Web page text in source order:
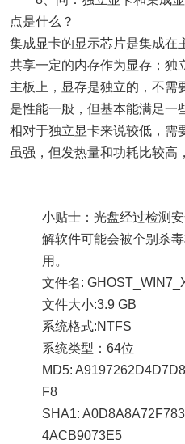
点是什么？
集成显卡的显示芯片是集成在
共享一定的内存作为显存；独
主板上，显存是独立的，不需
是性能一般，但基本能满足一
相对于独立显卡来说较低，需
虽强，但发热量和功耗比较高
小贴士：光盘经过检测
解软件可能会被个别杀
用。
文件名:
文件大小:3.9 GB
系统格式:NTFS
系统类型：64位
MD5:
F8
SHA1:
4ACB9073E5